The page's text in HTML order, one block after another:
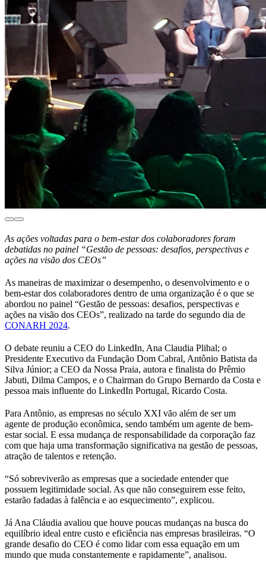
As ações voltadas para o bem-estar dos colaboradores foram
debatidas no painel “Gestão de pessoas: desafios, perspectivas e
ações na visão dos CEOs”
As maneiras de maximizar o desempenho, o desenvolvimento e o
bem-estar dos colaboradores dentro de uma organização é o que se
abordou no painel “Gestão de pessoas: desafios, perspectivas e
ações na visão dos CEOs”, realizado na tarde do segundo dia de
CONARH 2024.
O debate reuniu a CEO do LinkedIn, Ana Claudia Plihal; o
Presidente Executivo da Fundação Dom Cabral, Antônio Batista da
Silva Júnior; a CEO da Nossa Praia, autora e finalista do Prêmio
Jabuti, Dilma Campos, e o Chairman do Grupo Bernardo da Costa e
pessoa mais influente do LinkedIn Portugal, Ricardo Costa.
Para Antônio, as empresas no século XXI vão além de ser um
agente de produção econômica, sendo também um agente de bem-
estar social. E essa mudança de responsabilidade da corporação faz
com que haja uma transformação significativa na gestão de pessoas,
atração de talentos e retenção.
“Só sobreviverão as empresas que a sociedade entender que
possuem legitimidade social. As que não conseguirem esse feito,
estarão fadadas à falência e ao esquecimento”, explicou.
Já Ana Cláudia avaliou que houve poucas mudanças na busca do
equilíbrio ideal entre custo e eficiência nas empresas brasileiras. “O
grande desafio do CEO é como lidar com essa equação em um
mundo que muda constantemente e rapidamente”, analisou.